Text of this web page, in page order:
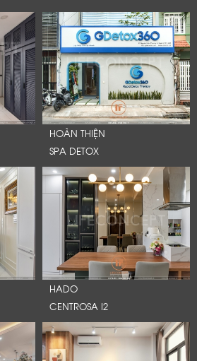
HOÀN THIỆN
SPA DETOX
HADO
CENTROSA I2